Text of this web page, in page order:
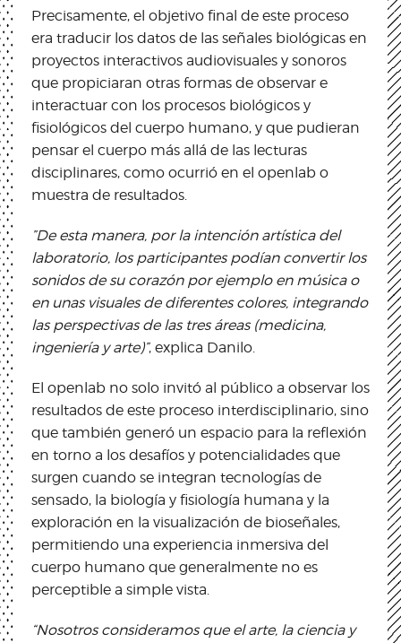
Precisamente, el objetivo final de este proceso
era traducir los datos de las señales biológicas en
proyectos interactivos audiovisuales y sonoros
que propiciaran otras formas de observar e
interactuar con los procesos biológicos y
fisiológicos del cuerpo humano, y que pudieran
pensar el cuerpo más allá de las lecturas
disciplinares, como ocurrió en el openlab o
muestra de resultados.
”De esta manera, por la intención artística del
laboratorio, los participantes podían convertir los
sonidos de su corazón por ejemplo en música o
en unas visuales de diferentes colores, integrando
las perspectivas de las tres áreas (medicina,
ingeniería y arte)”, explica Danilo.
El openlab no solo invitó al público a observar los
resultados de este proceso interdisciplinario, sino
que también generó un espacio para la reflexión
en torno a los desafíos y potencialidades que
surgen cuando se integran tecnologías de
sensado, la biología y fisiología humana y la
exploración en la visualización de bioseñales,
permitiendo una experiencia inmersiva del
cuerpo humano que generalmente no es
perceptible a simple vista.
“Nosotros consideramos que el arte, la ciencia y